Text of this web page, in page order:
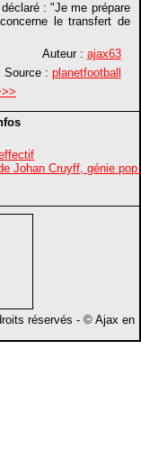
: "Je me prépare
le transfert de
Auteur : ajax63
Source : planetfootball
Johan Cruyff, génie
réservés - © Ajax en